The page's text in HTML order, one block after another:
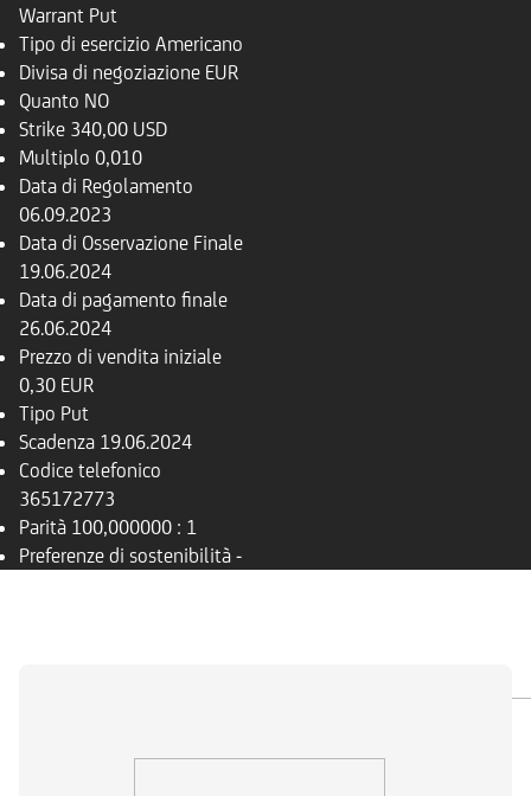
Warrant Put
Tipo di esercizio Americano
Divisa di negoziazione EUR
Quanto NO
Strike 340,00 USD
Multiplo 0,010
Data di Regolamento
06.09.2023
Data di Osservazione Finale
19.06.2024
Data di pagamento finale
26.06.2024
Prezzo di vendita iniziale
0,30 EUR
Tipo Put
Scadenza 19.06.2024
Codice telefonico
365172773
Parità 100,000000 : 1
Preferenze di sostenibilità -